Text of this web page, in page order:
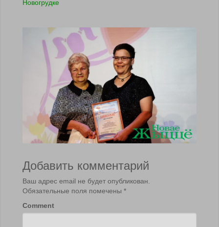
Новогрудке
Добавить комментарий
Ваш адрес email не будет опубликован.
Обязательные поля помечены *
Comment